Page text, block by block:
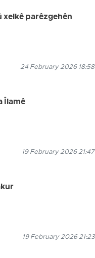
xelkê parêzgehên
24 February 2026 18:58
Îlamê
19 February 2026 21:47
19 February 2026 21:23